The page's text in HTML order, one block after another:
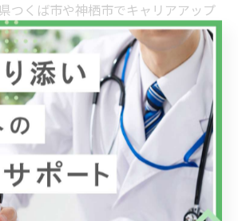
つくば市や神栖市でキャリアアップ
高収入を追求するだけでなく、自身
合った職場選びが重要です。なぜな
化や働き方改革が進む中で、勤務条
て医師の成長や満足度に大きな差が
クによっては最新の検査設備やチー
おり、幅広い診療経験や専門分野の
できます。また、地域に根ざした内